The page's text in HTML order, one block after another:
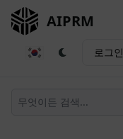
AIPRM
로그인